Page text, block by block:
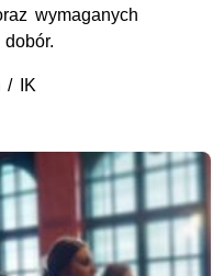
wymaganych
/ IK